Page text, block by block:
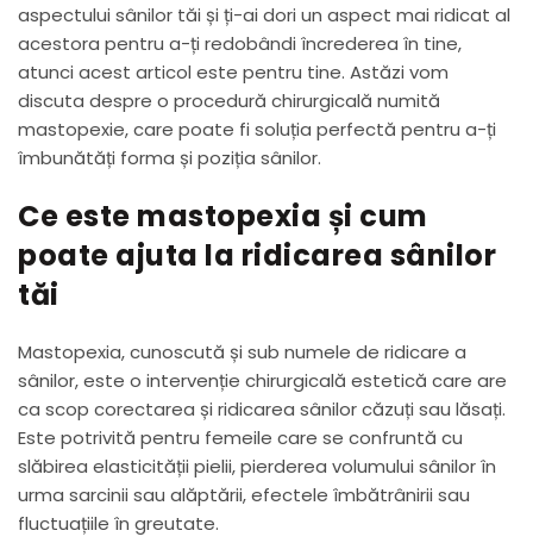
aspectului sânilor tăi și ți-ai dori un aspect mai ridicat al
acestora pentru a-ți redobândi încrederea în tine,
atunci acest articol este pentru tine. Astăzi vom
discuta despre o procedură chirurgicală numită
mastopexie, care poate fi soluția perfectă pentru a-ți
îmbunătăți forma și poziția sânilor.
Ce este mastopexia și cum
poate ajuta la ridicarea sânilor
tăi
Mastopexia, cunoscută și sub numele de ridicare a
sânilor, este o intervenție chirurgicală estetică care are
ca scop corectarea și ridicarea sânilor căzuți sau lăsați.
Este potrivită pentru femeile care se confruntă cu
slăbirea elasticității pielii, pierderea volumului sânilor în
urma sarcinii sau alăptării, efectele îmbătrânirii sau
fluctuațiile în greutate.